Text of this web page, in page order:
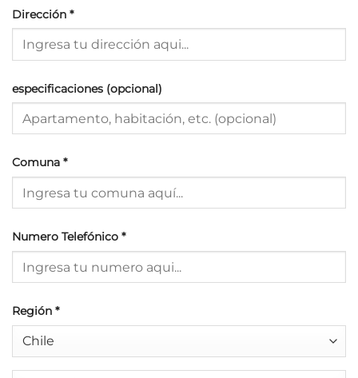
Dirección *
especificaciones (opcional)
Comuna *
Numero Telefónico *
Región *